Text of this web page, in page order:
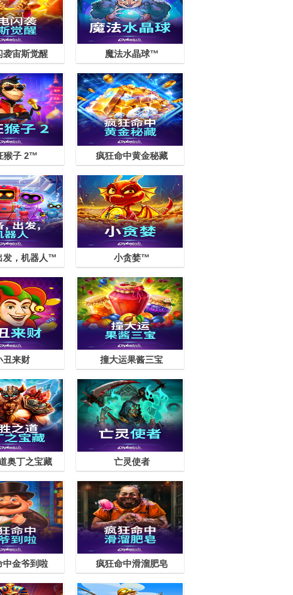
袭宙斯觉醒 魔法水晶球™
猴子 2™ 疯狂命中黄金秘藏
发，机器人™ 小贪婪™
丑来财 撞大运果酱三宝
奥丁之宝藏 亡灵使者
中金爷到啦 疯狂命中滑溜肥皂